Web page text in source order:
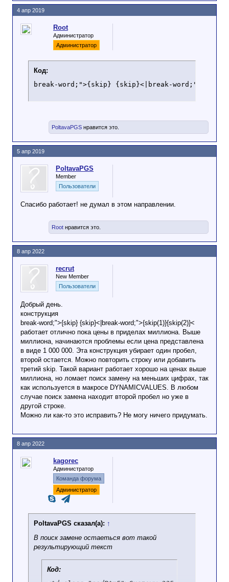
Root
Администратор
Администратор
Код:
break-word;">{skip} {skip}<|break-
4 апр 2019
PoltavaPGS нравится это.
PoltavaPGS
Member
Пользователи
Спасибо работает! не думал в этом направлении.
5 апр 2019
Root нравится это.
recrut
New Member
Пользователи
Добрый день.
конструкция
break-word;">{skip} {skip}<|break-word;">{skip(1)}{skip(2)}<
работает отлично пока цены в приделах миллиона. Выше
миллиона, начинаются проблемы если цена представлена
в виде 1 000 000. Эта конструкция убирает один пробел,
второй остается. Можно повторить строку или добавить
третий skip. Такой вариант работает хорошо на ценах выше
миллиона, но ломает поиск замену на меньших цифрах, так
как используется в макросе DYNAMICVALUES. В любом
случае поиск замена находит второй пробел но уже в
другой строке.
Можно ли как-то это исправить? Не могу ничего придумать.
8 апр 2022
kagorec
Администратор
Команда форума
Администратор
PoltavaPGS сказал(а): ↑
В поиск замене остаеться вот такой
результирующий текст
Код:
8 апр 2022